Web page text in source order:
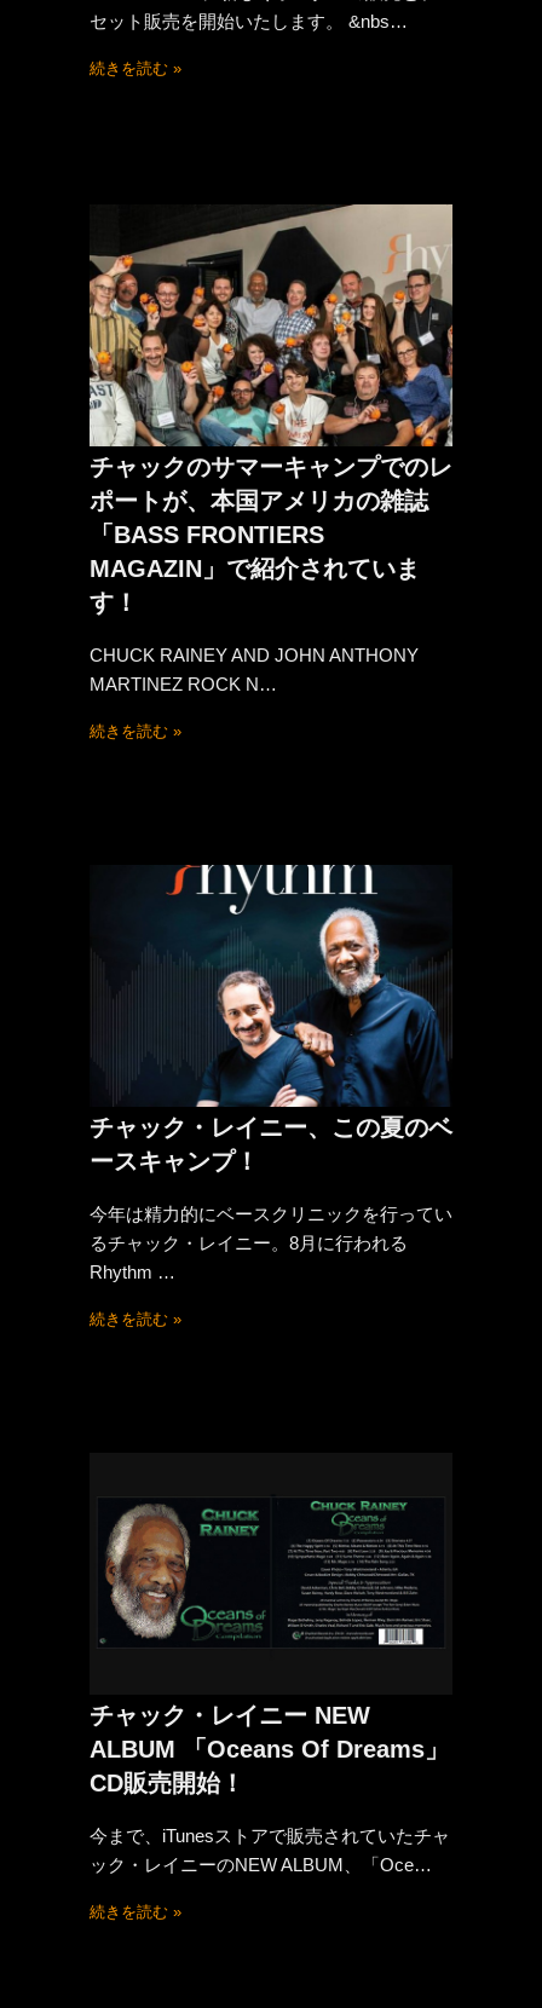
セット販売を開始いたします。 &nbs…
続きを読む »
チャックのサマーキャンプでのレ
ポートが、本国アメリカの雑誌
「BASS FRONTIERS
MAGAZIN」で紹介されていま
す！
CHUCK RAINEY AND JOHN ANTHONY
MARTINEZ ROCK N…
続きを読む »
チャック・レイニー、この夏のベ
ースキャンプ！
今年は精力的にベースクリニックを行ってい
るチャック・レイニー。8月に行われる
Rhythm …
続きを読む »
チャック・レイニー NEW
ALBUM 「Oceans Of Dreams」
CD販売開始！
今まで、iTunesストアで販売されていたチャ
ック・レイニーのNEW ALBUM、「Oce…
続きを読む »